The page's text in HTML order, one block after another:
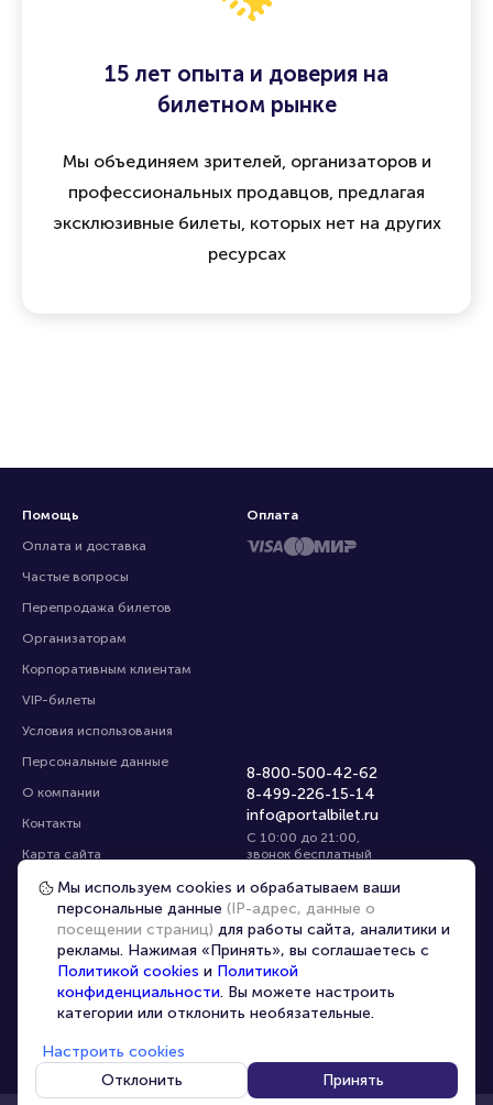
15 лет опыта и доверия на
билетном рынке
Мы объединяем зрителей, организаторов и
профессиональных продавцов, предлагая
эксклюзивные билеты, которых нет на других
ресурсах
Помощь
Оплата и доставка
Частые вопросы
Перепродажа билетов
Организаторам
Корпоративным клиентам
VIP-билеты
Условия использования
Персональные данные
О компании
Контакты
Карта сайта
Управление cookies
8-800-500-42-62
8-499-226-15-14
info@portalbilet.ru
С 10:00 до 21:00,
звонок бесплатный
Все площадки
Оплата
Главная | Ростов-на-Дону
© 2020 - 2026 portalbilet.ru Все права защищены
Мы используем cookies и обрабатываем ваши
персональные данные (IP-адрес, данные о
посещении страниц) для работы сайта, аналитики и
рекламы. Нажимая «Принять», вы соглашаетесь с
Политикой cookies и Политикой
конфиденциальности. Вы можете настроить
категории или отклонить необязательные.
Настроить cookies
Отклонить
Принять